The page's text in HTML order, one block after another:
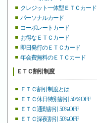
クレジット一体型ＥＴＣカード
パーソナルカード
コーポレートカード
お得なＥＴＣカード
即日発行のＥＴＣカード
年会費無料のＥＴＣカード
ＥＴＣ割引制度
ＥＴＣ割引制度とは
ＥＴＣ休日特別割引 50％OFF
ＥＴＣ通勤割引 50%OFF
ＥＴＣ深夜割引 50%OFF